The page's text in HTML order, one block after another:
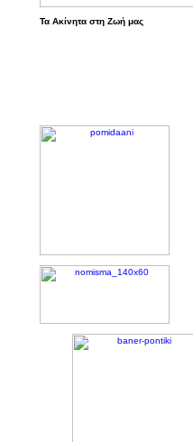
Τα Ακίνητα στη Ζωή μας